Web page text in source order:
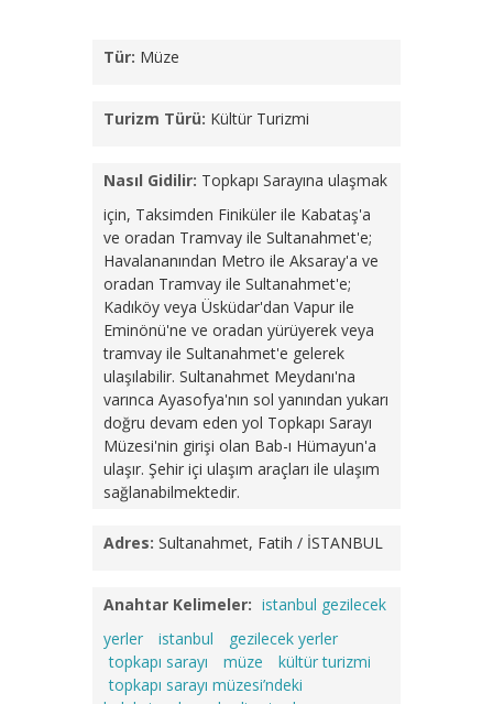
Tür: Müze
Turizm Türü: Kültür Turizmi
Nasıl Gidilir: Topkapı Sarayına ulaşmak
için, Taksimden Finiküler ile Kabataş'a
ve oradan Tramvay ile Sultanahmet'e;
Havalananından Metro ile Aksaray'a ve
oradan Tramvay ile Sultanahmet'e;
Kadıköy veya Üsküdar'dan Vapur ile
Eminönü'ne ve oradan yürüyerek veya
tramvay ile Sultanahmet'e gelerek
ulaşılabilir. Sultanahmet Meydanı'na
varınca Ayasofya'nın sol yanından yukarı
doğru devam eden yol Topkapı Sarayı
Müzesi'nin girişi olan Bab-ı Hümayun'a
ulaşır. Şehir içi ulaşım araçları ile ulaşım
sağlanabilmektedir.
Adres: Sultanahmet, Fatih / İSTANBUL
Anahtar Kelimeler: istanbul gezilecek
yerler
istanbul
gezilecek yerler
topkapı sarayı
müze
kültür turizmi
topkapı sarayı müzesi’ndeki